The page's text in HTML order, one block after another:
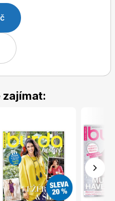
zajímat: